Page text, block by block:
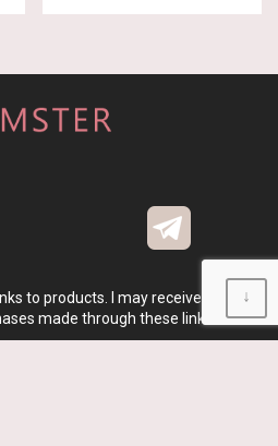
to products. I may receive a small
made through these links.
↓